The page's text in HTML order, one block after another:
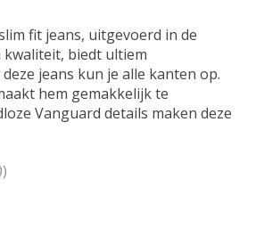
fit jeans, uitgevoerd in de
biedt ultiem
jeans kun je alle kanten op.
hem gemakkelijk te
Vanguard details maken deze
dit product is